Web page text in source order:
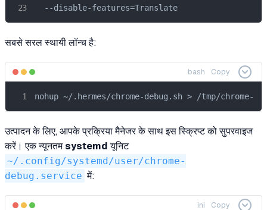
  --disable-features=Translate
सबसे सरल स्थायी लॉन्च है:
bash Copy
nohup ~/.hermes/chrome-debug.sh > /tmp/chrome-
उत्पादन के लिए, आपके प्रक्रिया मैनेजर के साथ इस स्क्रिप्ट को सुपरवाइज
करें। एक न्यूनतम systemd यूनिट
~/.config/systemd/user/chrome-
debug.service में:
ini Copy